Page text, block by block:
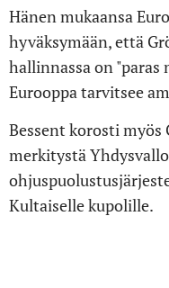
Hänen mukaansa
hyväksymään, että
hallinnassa on
Eurooppa tarvitsee
Bessent korosti
merkitystä
Kultaiselle kupolille.